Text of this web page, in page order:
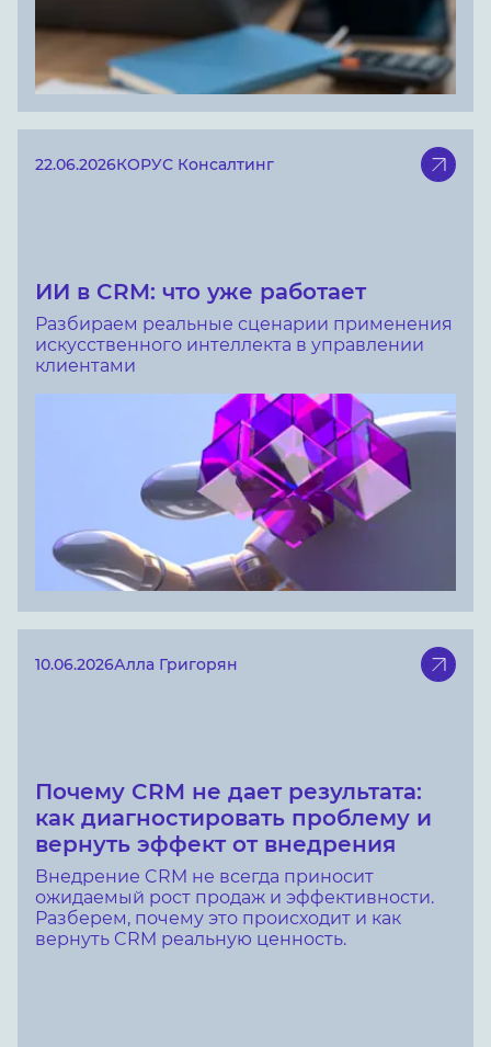
22.06.2026КОРУС Консалтинг
ИИ в CRM: что уже работает
Разбираем реальные сценарии применения
искусственного интеллекта в управлении
клиентами
10.06.2026Алла Григорян
Почему CRM не дает результата:
как диагностировать проблему и
вернуть эффект от внедрения
Внедрение CRM не всегда приносит
ожидаемый рост продаж и эффективности.
Разберем, почему это происходит и как
вернуть CRM реальную ценность.